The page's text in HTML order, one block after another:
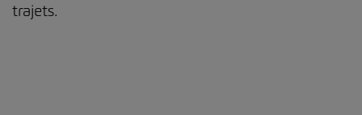
trajets.